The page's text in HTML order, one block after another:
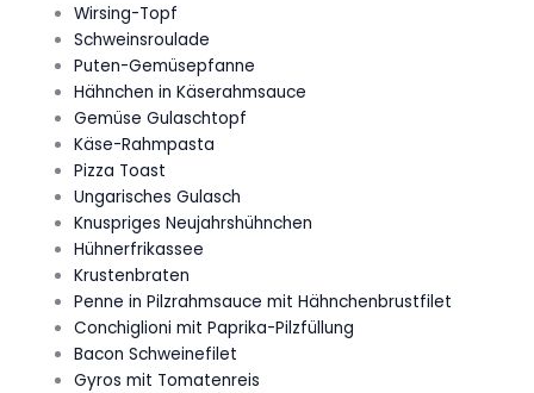
Wirsing-Topf
Schweinsroulade
Puten-Gemüsepfanne
Hähnchen in Käserahmsauce
Gemüse Gulaschtopf
Käse-Rahmpasta
Pizza Toast
Ungarisches Gulasch
Knuspriges Neujahrshühnchen
Hühnerfrikassee
Krustenbraten
Penne in Pilzrahmsauce mit Hähnchenbrustfilet
Conchiglioni mit Paprika-Pilzfüllung
Bacon Schweinefilet
Gyros mit Tomatenreis